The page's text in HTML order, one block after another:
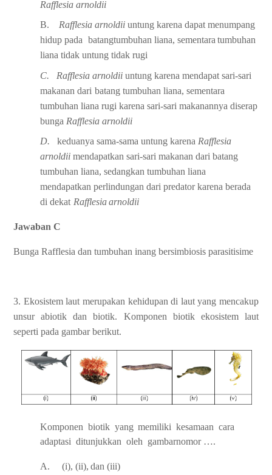
Rafflesia arnoldii
B.
Rafflesia arnoldii untung karena dapat menumpang
hidup pada batangtumbuhan liana, sementara tumbuhan
liana tidak untung tidak rugi
C.
Rafflesia arnoldii untung karena mendapat sari-sari
makanan dari batang tumbuhan liana, sementara
tumbuhan liana rugi karena sari-sari makanannya diserap
bunga Rafflesia arnoldii
D.
keduanya sama-sama untung karena Rafflesia
arnoldiimendapatkan sari-sari makanan dari batang
tumbuhan liana, sedangkan tumbuhan liana
mendapatkan perlindungan dari predator karena berada
di dekat Rafflesia arnoldii
Jawaban C
Bunga Rafflesia dan tumbuhan inang bersimbiosis parasitisime
3. Ekosistem laut merupakan kehidupan di laut yang mencakup
unsur abiotik dan biotik.
Komponen biotik ekosistem
laut
seperti pada gambar berikut.
Komponen biotik yang memiliki kesamaan cara
adaptasi ditunjukkan oleh gambarnomor ….
A. (i), (ii), dan (iii)